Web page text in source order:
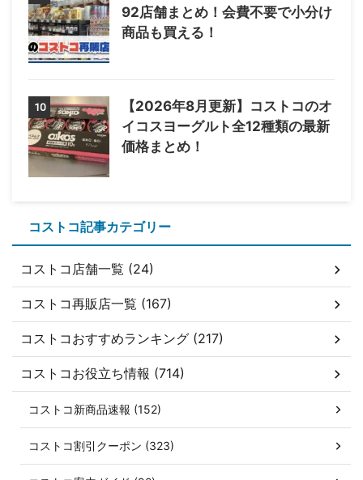
92店舗まとめ！会費不要で小分け
商品も買える！
10
【2026年8月更新】コストコのオ
イコスヨーグルト全12種類の最新
価格まとめ！
コストコ記事カテゴリー
コストコ店舗一覧 (24)
コストコ再販店一覧 (167)
コストコおすすめランキング (217)
コストコお役立ち情報 (714)
コストコ新商品速報 (152)
コストコ割引クーポン (323)